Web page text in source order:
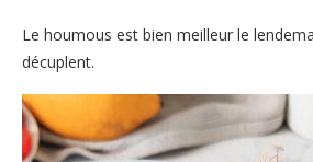
Le houmous est bien meilleur le
décuplent.